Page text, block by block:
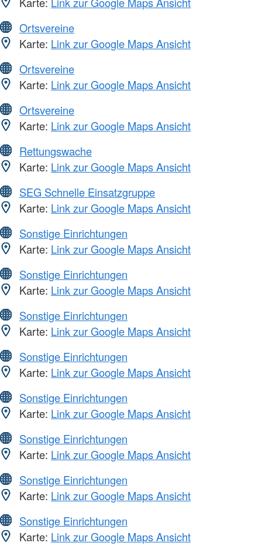
Ortsvereine
Karte: Link zur Google Maps Ansicht
Ortsvereine
Karte: Link zur Google Maps Ansicht
Ortsvereine
Karte: Link zur Google Maps Ansicht
Rettungswache
Karte: Link zur Google Maps Ansicht
SEG Schnelle Einsatzgruppe
Karte: Link zur Google Maps Ansicht
Sonstige Einrichtungen
Karte: Link zur Google Maps Ansicht
Sonstige Einrichtungen
Karte: Link zur Google Maps Ansicht
Sonstige Einrichtungen
Karte: Link zur Google Maps Ansicht
Sonstige Einrichtungen
Karte: Link zur Google Maps Ansicht
Sonstige Einrichtungen
Karte: Link zur Google Maps Ansicht
Sonstige Einrichtungen
Karte: Link zur Google Maps Ansicht
Sonstige Einrichtungen
Karte: Link zur Google Maps Ansicht
Sonstige Einrichtungen
Karte: Link zur Google Maps Ansicht